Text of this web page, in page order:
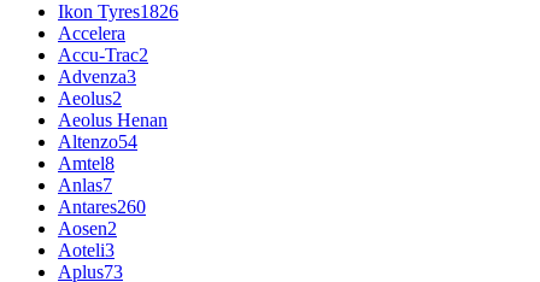
Ikon Tyres1826
Accelera
Accu-Trac2
Advenza3
Aeolus2
Aeolus Henan
Altenzo54
Amtel8
Anlas7
Antares260
Aosen2
Aoteli3
Aplus73